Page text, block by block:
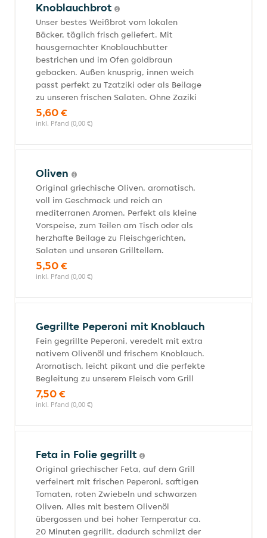
Knoblauchbrot
Unser bestes Weißbrot vom lokalen
Bäcker, täglich frisch geliefert. Mit
hausgemachter Knoblauchbutter
bestrichen und im Ofen goldbraun
gebacken. Außen knusprig, innen weich
passt perfekt zu Tzatziki oder als Beilage
zu unseren frischen Salaten. Ohne Zaziki
5,60 €
inkl. Pfand (0,00 €)
Oliven
Original griechische Oliven, aromatisch,
voll im Geschmack und reich an
mediterranen Aromen. Perfekt als kleine
Vorspeise, zum Teilen am Tisch oder als
herzhafte Beilage zu Fleischgerichten,
Salaten und unseren Grilltellern.
5,50 €
inkl. Pfand (0,00 €)
Gegrillte Peperoni mit Knoblauch
Fein gegrillte Peperoni, veredelt mit extra
nativem Olivenöl und frischem Knoblauch.
Aromatisch, leicht pikant und die perfekte
Begleitung zu unserem Fleisch vom Grill
7,50 €
inkl. Pfand (0,00 €)
Feta in Folie gegrillt
Original griechischer Feta, auf dem Grill
verfeinert mit frischen Peperoni, saftigen
Tomaten, roten Zwiebeln und schwarzen
Oliven. Alles mit bestem Olivenöl
übergossen und bei hoher Temperatur ca.
20 Minuten gegrillt, dadurch schmilzt der